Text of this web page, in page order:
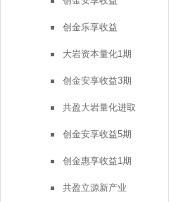
创金乐享收益
大岩资本量化1期
创金安享收益3期
共盈大岩量化进取
创金安享收益5期
创金惠享收益1期
共盈立源新产业